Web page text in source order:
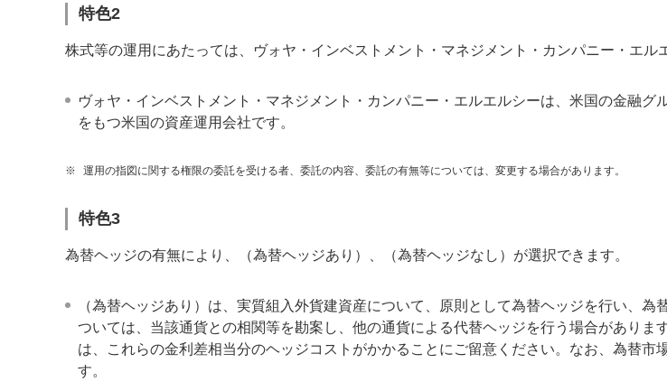
特色2
株式等の運用にあたっては、ヴォヤ・インベストメント・マネジメント・カンパニー・エル
ヴォヤ・インベストメント・マネジメント・カンパニー・エルエルシーは、米国の金融
をもつ米国の資産運用会社です。
※ 運用の指図に関する権限の委託を受ける者、委託の内容、委託の有無等については、変更する場合があります。
特色3
為替ヘッジの有無により、（為替ヘッジあり）、（為替ヘッジなし）が選択できます。
（為替ヘッジあり）は、実質組入外貨建資産について、原則として為替ヘッジを行い、
ついては、当該通貨との相関等を勘案し、他の通貨による代替ヘッジを行う場合があり
は、これらの金利差相当分のヘッジコストがかかることにご留意ください。なお、為替
す。